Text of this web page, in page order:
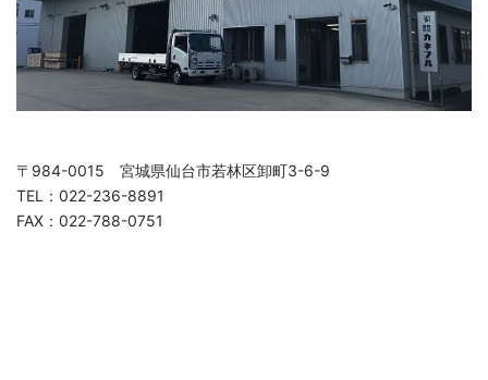
〒984-0015 宮城県仙台市若林区卸町3-6-9
TEL：022-236-8891
FAX：022-788-0751